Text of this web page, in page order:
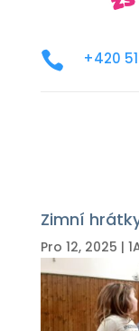
 +420
Zimní
Pro 12, 2025 |